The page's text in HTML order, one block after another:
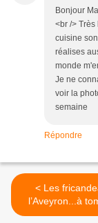
Bonjour
<br />
cuisine
réalises
monde
Je ne
voir la
semaine
Répondre
< Les fricandeaux de
l’Aveyron...à
terre tellement